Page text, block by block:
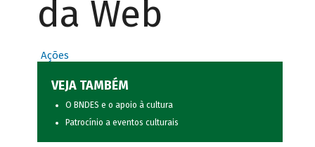
da Web
Ações
VEJA TAMBÉM
O BNDES e o apoio à cultura
Patrocínio a eventos culturais